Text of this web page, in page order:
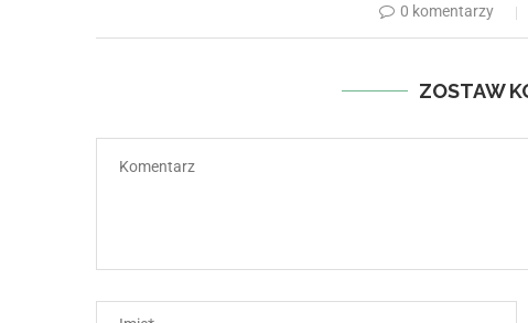
0 komentarzy
ZOSTAW